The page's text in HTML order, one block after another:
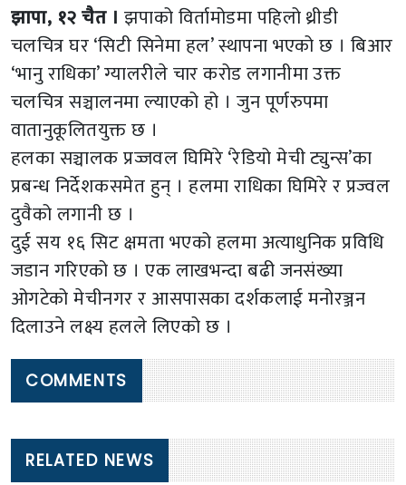
झापा, १२ चैत । झपाको विर्तामोडमा पहिलो थ्रीडी
चलचित्र घर ‘सिटी सिनेमा हल’ स्थापना भएको छ । बिआर
‘भानु राधिका’ ग्यालरीले चार करोड लगानीमा उक्त
चलचित्र सञ्चालनमा ल्याएको हो । जुन पूर्णरुपमा
वातानुकूलितयुक्त छ ।
हलका सञ्चालक प्रज्जवल घिमिरे ‘रेडियो मेची ट्युन्स’का
प्रबन्ध निर्देशकसमेत हुन् । हलमा राधिका घिमिरे र प्रज्वल
दुवैको लगानी छ ।
दुई सय १६ सिट क्षमता भएको हलमा अत्याधुनिक प्रविधि
जडान गरिएको छ । एक लाखभन्दा बढी जनसंख्या
ओगटेको मेचीनगर र आसपासका दर्शकलाई मनोरञ्जन
दिलाउने लक्ष्य हलले लिएको छ ।
COMMENTS
RELATED NEWS